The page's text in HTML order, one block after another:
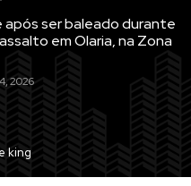
após ser baleado durante
em Olaria, na Zona
2026
king